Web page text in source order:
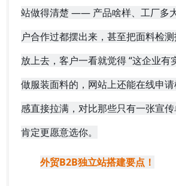
站做得清楚 —— 产品啥样、工厂多
户合作过都摆出来，甚至把面料检
放上去，客户一看就觉得 “这企业有
做服装面料的，网站上还能在线申
感直接拉满，对比那些只有一张宣
肯定更愿意选你。
外贸B2B独立站搭建要点！